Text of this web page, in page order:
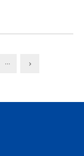
···